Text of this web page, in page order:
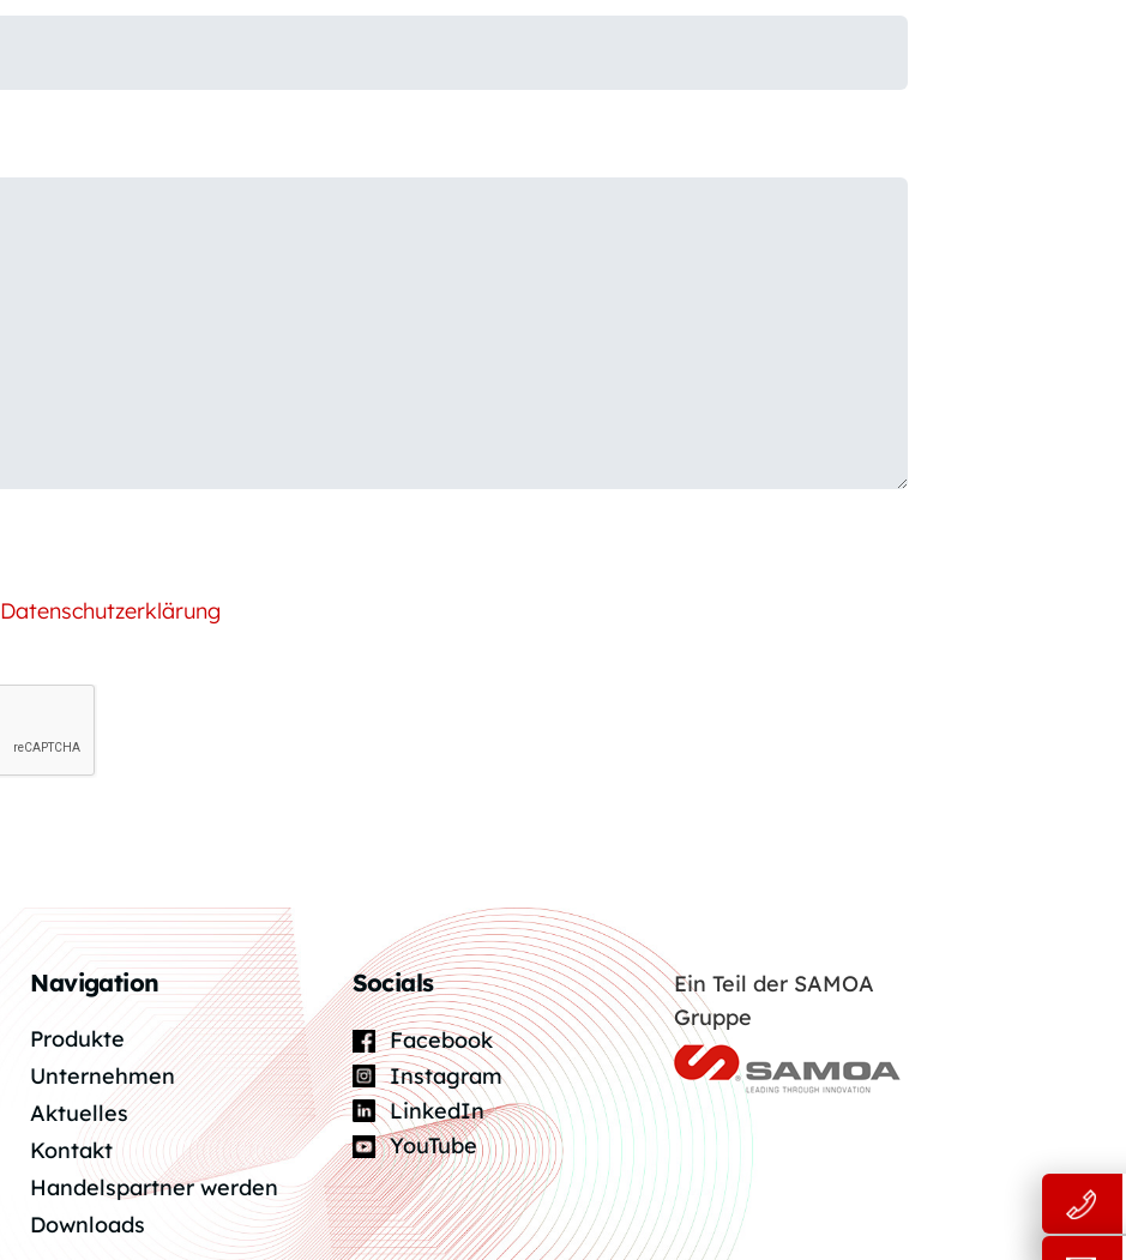
Datenschutzerklärung
Navigation
Produkte
Unternehmen
Aktuelles
Kontakt
Handelspartner werden
Downloads
Socials
Facebook
Instagram
LinkedIn
YouTube
Ein Teil der SAMOA
Gruppe